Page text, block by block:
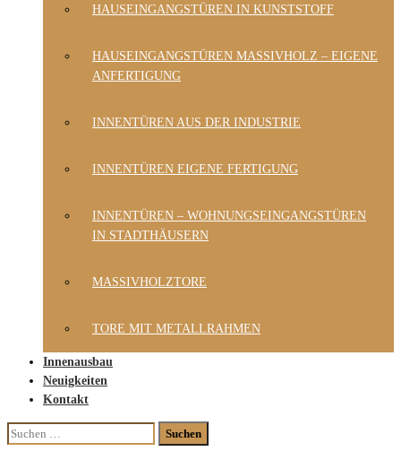
HAUSEINGANGSTÜREN IN KUNSTSTOFF
HAUSEINGANGSTÜREN MASSIVHOLZ – EIGENE
ANFERTIGUNG
INNENTÜREN AUS DER INDUSTRIE
INNENTÜREN EIGENE FERTIGUNG
INNENTÜREN – WOHNUNGSEINGANGSTÜREN
IN STADTHÄUSERN
MASSIVHOLZTORE
TORE MIT METALLRAHMEN
Innenausbau
Neuigkeiten
Kontakt
Suchen
nach: